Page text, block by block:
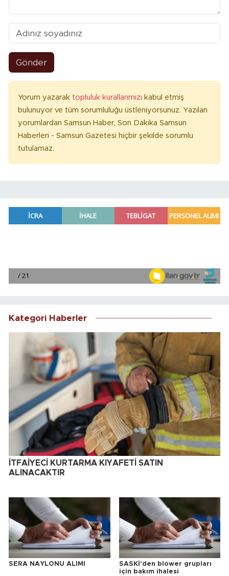
Gönder
Yorum yazarak topluluk kurallarımızı kabul etmiş
bulunuyor ve tüm sorumluluğu üstleniyorsunuz. Yazılan
yorumlardan Samsun Haber, Son Dakika Samsun
Haberleri - Samsun Gazetesi hiçbir şekilde sorumlu
tutulamaz.
Kategori Haberler
İTFAİYECİ KURTARMA KIYAFETİ SATIN
ALINACAKTIR
SERA NAYLONU ALIMI
SASKİ'den blower grupları
için bakım ihalesi